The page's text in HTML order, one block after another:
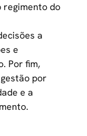
regimento do
a
e
Por fim,
gestão por
e a